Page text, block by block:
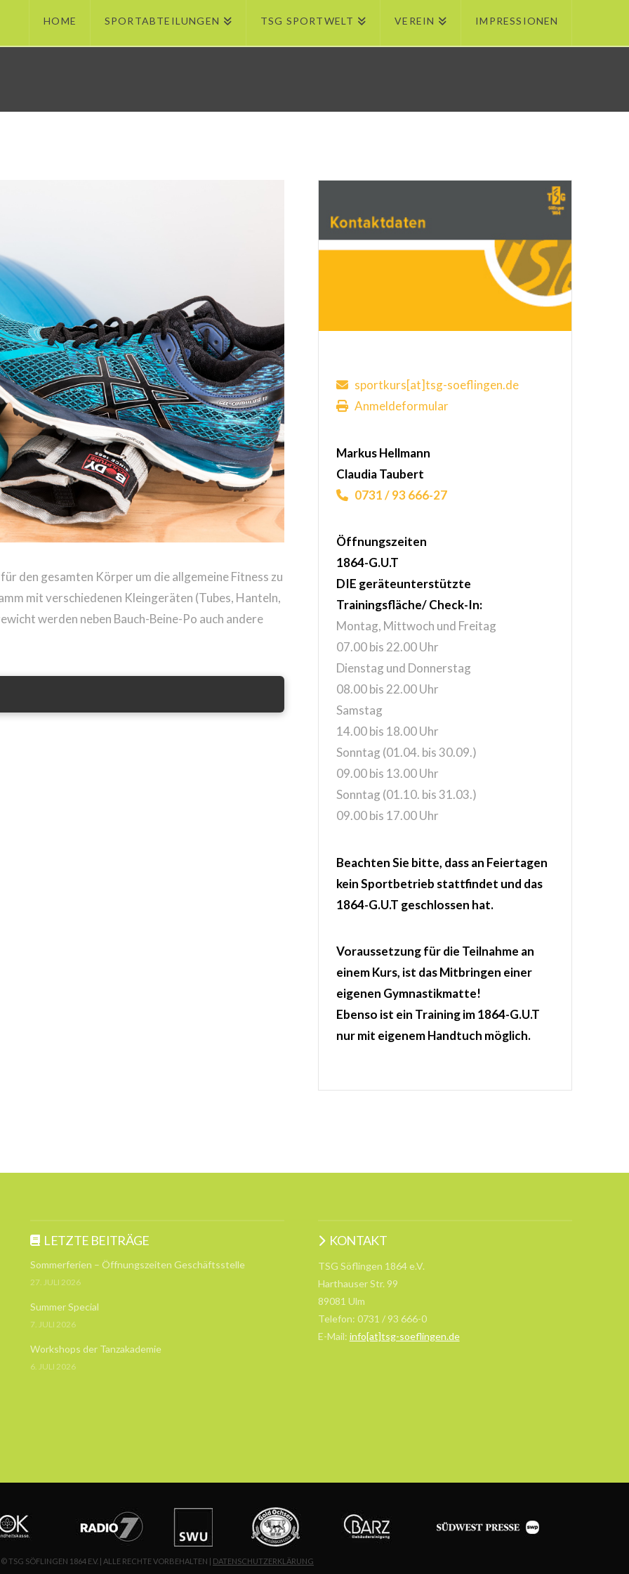
HOME SPORTABTEILUNGEN TSG SPORTWELT VEREIN IMPRESSIONEN
den gesamten Körper um die allgemeine Fitness zu
mit verschiedenen Kleingeräten (Tubes, Hanteln,
werden neben Bauch-Beine-Po auch andere
sportkurs[at]tsg-soeflingen.de
Anmeldeformular
Markus Hellmann
Claudia Taubert
0731 / 93 666-27
Öffnungszeiten
1864-G.U.T
DIE geräteunterstützte
Trainingsfläche/ Check-In:
Montag, Mittwoch und Freitag
07.00 bis 22.00 Uhr
Dienstag und Donnerstag
08.00 bis 22.00 Uhr
Samstag
14.00 bis 18.00 Uhr
Sonntag (01.04. bis 30.09.)
09.00 bis 13.00 Uhr
Sonntag (01.10. bis 31.03.)
09.00 bis 17.00 Uhr
Beachten Sie bitte, dass an Feiertagen
kein Sportbetrieb stattfindet und das
1864-G.U.T geschlossen hat.
Voraussetzung für die Teilnahme an
einem Kurs, ist das Mitbringen einer
eigenen Gymnastikmatte!
Ebenso ist ein Training im 1864-G.U.T
nur mit eigenem Handtuch möglich.
LETZTE BEITRÄGE
Sommerferien – Öffnungszeiten Geschäftsstelle
27. JULI 2026
Summer Special
7. JULI 2026
Workshops der Tanzakademie
6. JULI 2026
KONTAKT
TSG Söflingen 1864 e.V.
Harthauser Str. 99
89081 Ulm
Telefon: 0731 / 93 666-0
E-Mail: info[at]tsg-soeflingen.de
© TSG SÖFLINGEN 1864 E.V. | ALLE RECHTE VORBEHALTEN | DATENSCHUTZERKLÄRUNG